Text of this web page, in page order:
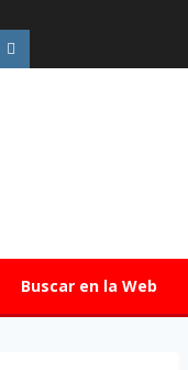
Buscar en la Web